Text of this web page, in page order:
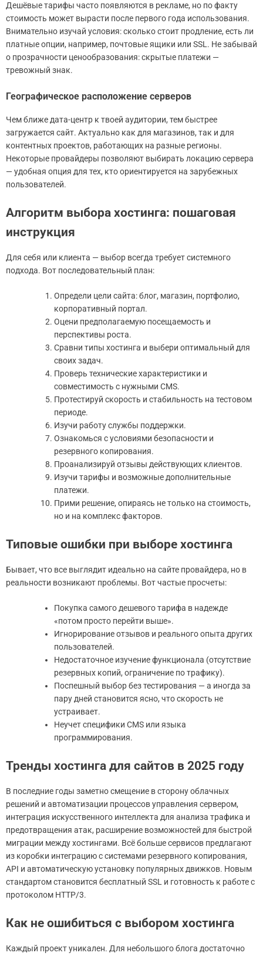
Дешёвые тарифы часто появляются в рекламе, но по факту
стоимость может вырасти после первого года использования.
Внимательно изучай условия: сколько стоит продление, есть ли
платные опции, например, почтовые ящики или SSL. Не забывай
о прозрачности ценообразования: скрытые платежи —
тревожный знак.
Географическое расположение серверов
Чем ближе дата-центр к твоей аудитории, тем быстрее
загружается сайт. Актуально как для магазинов, так и для
контентных проектов, работающих на разные регионы.
Некоторые провайдеры позволяют выбирать локацию сервера
— удобная опция для тех, кто ориентируется на зарубежных
пользователей.
Алгоритм выбора хостинга: пошаговая
инструкция
Для себя или клиента — выбор всегда требует системного
подхода. Вот последовательный план:
Определи цели сайта: блог, магазин, портфолио,
корпоративный портал.
Оцени предполагаемую посещаемость и
перспективы роста.
Сравни типы хостинга и выбери оптимальный для
своих задач.
Проверь технические характеристики и
совместимость с нужными CMS.
Протестируй скорость и стабильность на тестовом
периоде.
Изучи работу службы поддержки.
Ознакомься с условиями безопасности и
резервного копирования.
Проанализируй отзывы действующих клиентов.
Изучи тарифы и возможные дополнительные
платежи.
Прими решение, опираясь не только на стоимость,
но и на комплекс факторов.
Типовые ошибки при выборе хостинга
Бывает, что все выглядит идеально на сайте провайдера, но в
реальности возникают проблемы. Вот частые просчеты:
Покупка самого дешевого тарифа в надежде
«потом просто перейти выше».
Игнорирование отзывов и реального опыта других
пользователей.
Недостаточное изучение функционала (отсутствие
резервных копий, ограничение по трафику).
Поспешный выбор без тестирования — а иногда за
пару дней становится ясно, что скорость не
устраивает.
Неучет специфики CMS или языка
программирования.
Тренды хостинга для сайтов в 2025 году
В последние годы заметно смещение в сторону облачных
решений и автоматизации процессов управления сервером,
интеграция искусственного интеллекта для анализа трафика и
предотвращения атак, расширение возможностей для быстрой
миграции между хостингами. Всё больше сервисов предлагают
из коробки интеграцию с системами резервного копирования,
API и автоматическую установку популярных движков. Новым
стандартом становится бесплатный SSL и готовность к работе с
протоколом HTTP/3.
Как не ошибиться с выбором хостинга
Каждый проект уникален. Для небольшого блога достаточно